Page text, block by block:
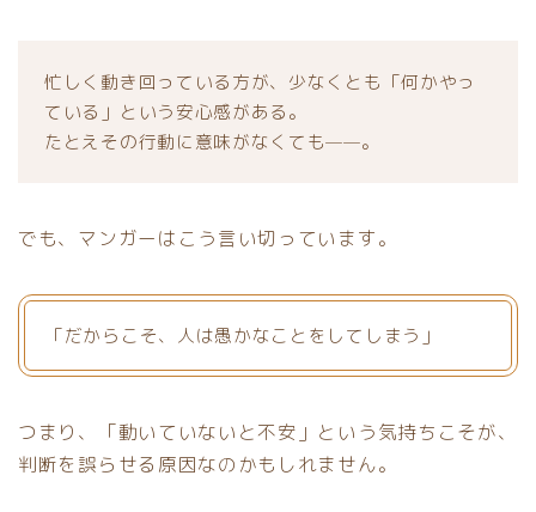
忙しく動き回っている方が、少なくとも「何かやっ
ている」という安心感がある。
たとえその行動に意味がなくても——。
でも、マンガーはこう言い切っています。
「だからこそ、人は愚かなことをしてしまう」
つまり、「動いていないと不安」という気持ちこそが、
判断を誤らせる原因なのかもしれません。